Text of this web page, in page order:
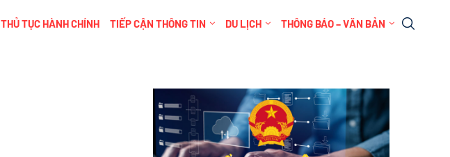
THỦ TỤC HÀNH CHÍNH TIẾP CẬN THÔNG TIN DU LỊCH THÔNG BÁO – VĂN BẢN